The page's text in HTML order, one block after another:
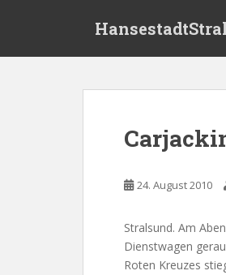
24. August 2010
Stralsund. Am
Dienstwagen
Roten Kreuzes